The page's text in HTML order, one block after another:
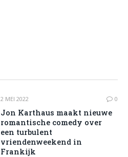
2 MEI 2022 0
Jon Karthaus maakt nieuwe
romantische comedy over
een turbulent
vriendenweekend in
Frankijk